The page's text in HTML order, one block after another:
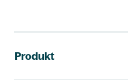
Produkt